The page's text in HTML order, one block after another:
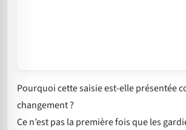
Pourquoi cette saisie est-elle présentée
changement ?
Ce n’est pas la première fois que les